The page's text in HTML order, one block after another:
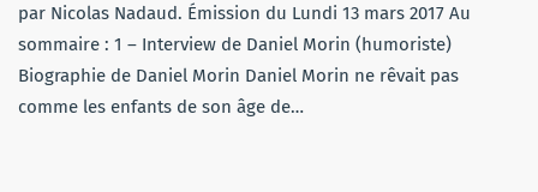
par Nicolas Nadaud. Émission du Lundi 13 mars 2017 Au
sommaire : 1 – Interview de Daniel Morin (humoriste)
Biographie de Daniel Morin Daniel Morin ne rêvait pas
comme les enfants de son âge de…